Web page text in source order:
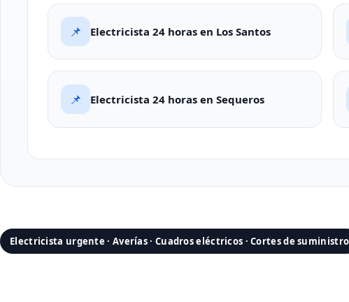
📌 Electricista 24 horas en Los Santos
📌 Electricista 24 horas en Sequeros
Electricista urgente · Averías · Cuadros eléctricos · Cortes de suministro